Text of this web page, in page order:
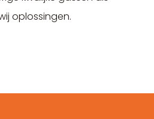
oplossingen.